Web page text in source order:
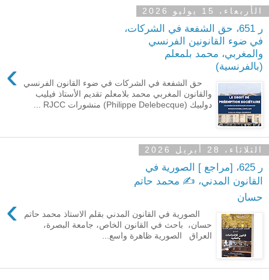
الأربعاء، 15 يوليو 2026
ر 651، حق الشفعة في الشركات،
في ضوء القانونين الفرنسي
والمغربي، محمد بلمعلم
(بالفرنسية)
›
حق الشفعة في الشركات في ضوء القانون الفرنسي
والقانون المغربي محمد بلامعلم تقديم الأستاذ فيليب
دولبيك (Philippe Delebecque) منشورات RJCC ...
الثلاثاء، 28 أبريل 2026
ر 625، [مراجع ] الصورية في
القانون المدني، ✍️ محمد حاتم
حسان
›
الصورية في القانون المدني بقلم الاستاذ محمد حاتم
حسان، باحث في القانون الخاص، جامعة البصرة،
العراق الصورية ظاهرة واسع...